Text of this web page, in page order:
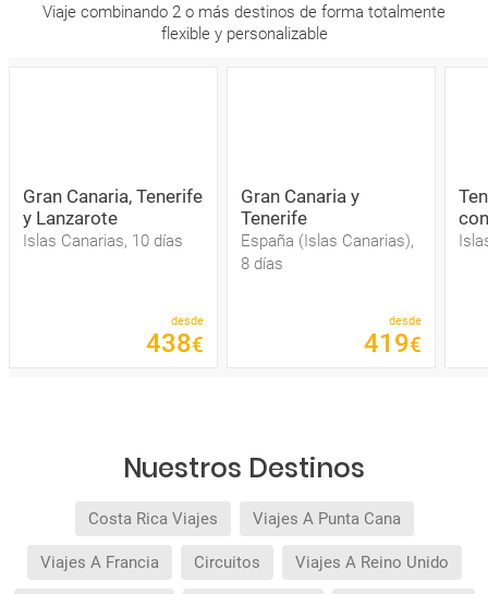
Viaje combinando 2 o más destinos de forma totalmente
flexible y personalizable
Gran Canaria, Tenerife
y Lanzarote
Islas Canarias, 10 días
desde
438€
Gran Canaria y
Tenerife
España (Islas Canarias),
8 días
desde
419€
Nuestros Destinos
Costa Rica Viajes Viajes A Punta Cana
Viajes A Francia Circuitos Viajes A Reino Unido